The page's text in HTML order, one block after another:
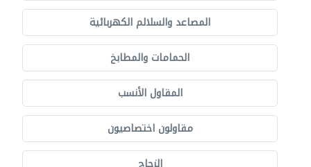
المصاعد والسلالم الكهربائية
الحمامات والمطابخ
المقاول الأنسب
مقاولون اختصاصيون